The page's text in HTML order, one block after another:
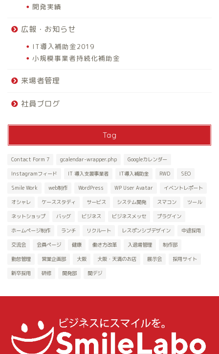
開発実績
広報・お知らせ
IT導入補助金2019
小規模事業者持続化補助金
来場者管理
社員ブログ
Tag
Contact Form 7 gcalendar-wrapper.php Googleカレンダー
Instagramフィード IT 導入支援事業者 IT導入補助金 RWD SEO
Smile Work web制作 WordPress WP User Avatar イベントレポート
オシャレ ケーススタディ サービス システム開発 スマコン ツール
ネットショップ バッグ ビジネス ビジネスメッセ プラグイン
ホームページ制作 ランチ リクルート レスポンシブデザイン 中途採用
交流会 会員ページ 健康 働き方改革 入退場管理 制作部
勤怠管理 営業企画部 大阪 大阪・天満のお店 展示会 採用サイト
新卒採用 研修 開発部 関デジ